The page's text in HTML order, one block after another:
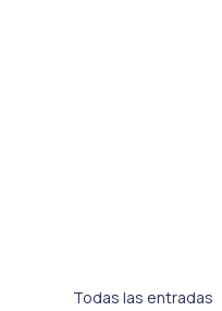
Todas las entradas